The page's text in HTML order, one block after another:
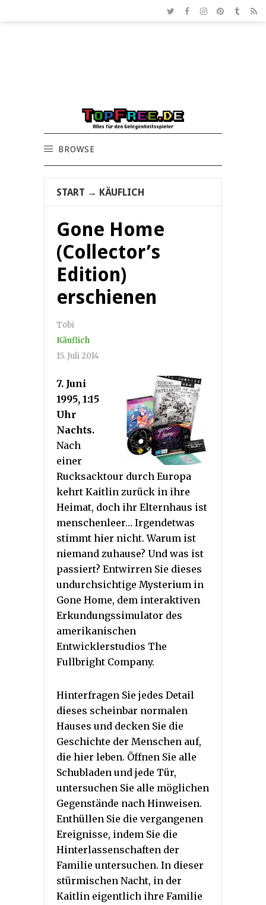
BROWSE
START → KÄUFLICH
Gone Home
(Collector’s
Edition)
erschienen
Tobi
Käuflich
15. Juli 2014
7. Juni
1995, 1:15
Uhr
Nachts.
Nach
einer
Rucksacktour durch Europa
kehrt Kaitlin zurück in ihre
Heimat, doch ihr Elternhaus ist
menschenleer… Irgendetwas
stimmt hier nicht. Warum ist
niemand zuhause? Und was ist
passiert? Entwirren Sie dieses
undurchsichtige Mysterium in
Gone Home, dem interaktiven
Erkundungssimulator des
amerikanischen
Entwicklerstudios The
Fullbright Company.
Hinterfragen Sie jedes Detail
dieses scheinbar normalen
Hauses und decken Sie die
Geschichte der Menschen auf,
die hier leben. Öffnen Sie alle
Schubladen und jede Tür,
untersuchen Sie alle möglichen
Gegenstände nach Hinweisen.
Enthüllen Sie die vergangenen
Ereignisse, indem Sie die
Hinterlassenschaften der
Familie untersuchen. In dieser
stürmischen Nacht, in der
Kaitlin eigentlich ihre Familie